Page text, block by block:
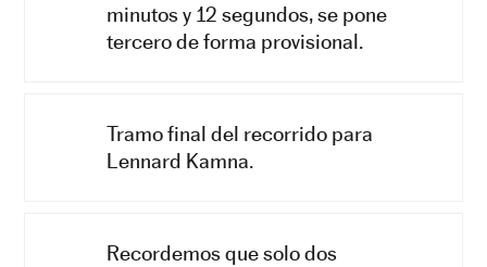
minutos y 12 segundos, se pone
tercero de forma provisional.
Tramo final del recorrido para
Lennard Kamna.
Recordemos que solo dos